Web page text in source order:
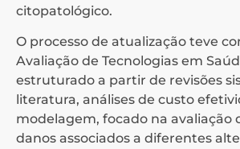
citopatológico.
O processo de atualização teve
Avaliação de Tecnologias em
estruturado a partir de revisões
literatura, análises de custo
modelagem, focado na avaliação
danos associados a diferentes